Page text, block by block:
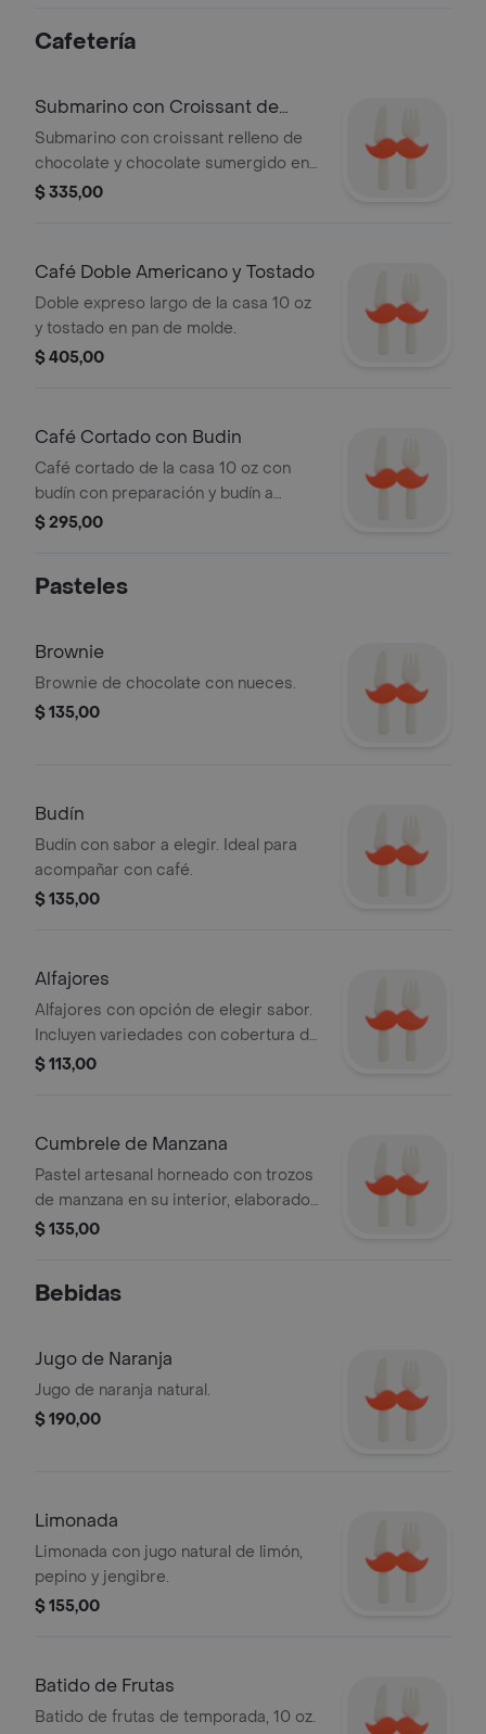
Cafetería
Submarino con Croissant de
Chocolate
Submarino con croissant relleno de
chocolate y chocolate sumergido en
preparación a elegir.
$ 335,00
Café Doble Americano y Tostado
Doble expreso largo de la casa 10 oz
y tostado en pan de molde.
$ 405,00
Café Cortado con Budin
Café cortado de la casa 10 oz con
budín con preparación y budín a
elección.
$ 295,00
Pasteles
Brownie
Brownie de chocolate con nueces.
$ 135,00
Budín
Budín con sabor a elegir. Ideal para
acompañar con café.
$ 135,00
Alfajores
Alfajores con opción de elegir sabor.
Incluyen variedades con cobertura de
chocolate y relleno de dulce de leche.
$ 113,00
Cumbrele de Manzana
Pastel artesanal horneado con trozos
de manzana en su interior, elaborado
con una base de masa y cobertura de
$ 135,00
Bebidas
Jugo de Naranja
Jugo de naranja natural.
$ 190,00
Limonada
Limonada con jugo natural de limón,
pepino y jengibre.
$ 155,00
Batido de Frutas
Batido de frutas de temporada, 10 oz.